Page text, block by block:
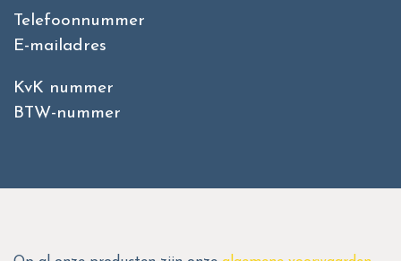
Telefoonnummer
E-mailadres
KvK nummer
BTW-nummer